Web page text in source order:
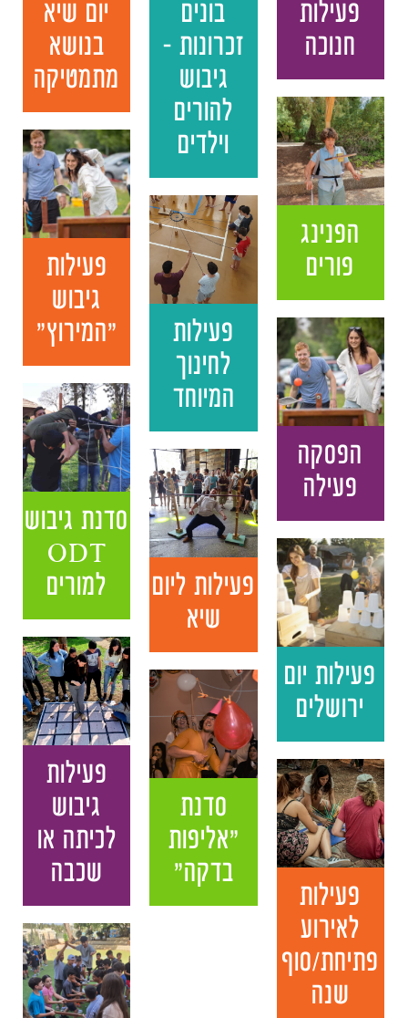
יום שיא
בנושא
מתמטיקה
בונים
זכרונות -
גיבוש
להורים
וילדים
פעילות
חנוכה
הפנינג
פורים
פעילות
גיבוש
"המירוץ"
פעילות
לחינוך
המיוחד
הפסקה
פעילה
סדנת גיבוש
ODT
למורים
פעילות ליום
שיא
פעילות יום
ירושלים
פעילות
גיבוש
לכיתה או
שכבה
סדנת
"אליפות
בדקה"
פעילות
לאירוע
פתיחת/סוף
שנה